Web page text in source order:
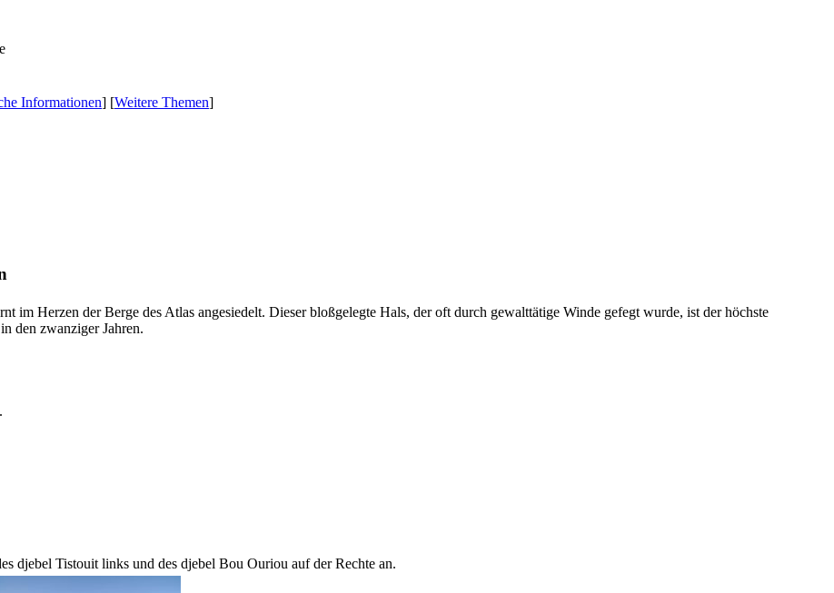
Informationen] [Weitere Themen]
im Herzen der Berge des Atlas angesiedelt. Dieser bloßgelegte Hals, der oft durch gewalttätige Winde gefegt wurde, ist der höchste
den zwanziger Jahren.
djebel Tistouit links und des djebel Bou Ouriou auf der Rechte an.